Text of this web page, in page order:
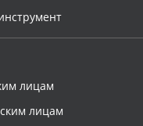
лицам
лицам